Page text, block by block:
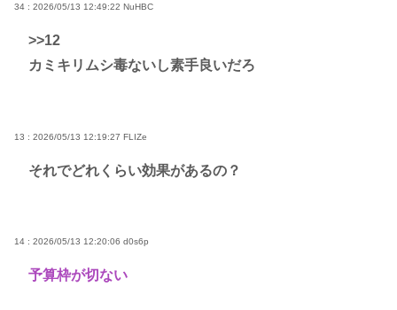
34 : 2026/05/13 12:49:22 NuHBC
>>12
カミキリムシ毒ないし素手良いだろ
13 : 2026/05/13 12:19:27 FLIZe
それでどれくらい効果があるの？
14 : 2026/05/13 12:20:06 d0s6p
予算枠が切ない